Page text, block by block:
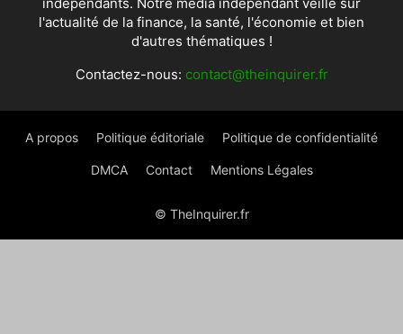
l'actualité de la finance, la santé, l'économie et bien
d'autres thématiques !
Contactez-nous: contact@theinquirer.fr
A propos Politique éditoriale Politique de confidentialité
DMCA Contact Mentions Légales
© TheInquirer.fr